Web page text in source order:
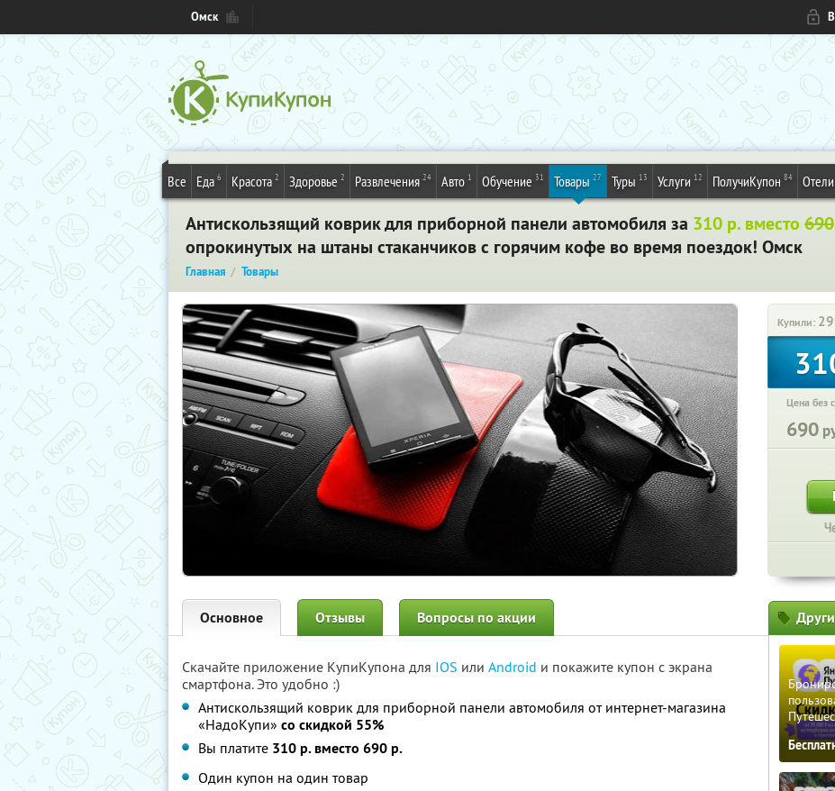
Омск
Все Еда 6 Красота 2 Здоровье 2 Развлечения 24 Авто 1 Обучение 31 Товары 27 Туры 13 Услуги 12 ПолучиКупон 84 Отели
Антискользящий коврик для приборной панели автомобиля за 310 р. вместо 690
опрокинутых на штаны стаканчиков с горячим кофе во время поездок! Омск
Главная Товары
Купили:
Цена без
690
Основное Отзывы Вопросы по акции
Скачайте приложение КупиКупона для IOS или Android и покажите купон с экрана
смартфона. Это удобно :)
Антискользящий коврик для приборной панели автомобиля от интернет-магазина
«НадоКупи» со скидкой 55%
Вы платите 310 р. вместо 690 р.
Один купон на один товар